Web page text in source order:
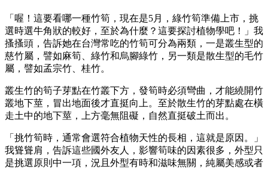
「喔！這要看哪一種竹筍，現在是5月，綠竹筍準備上市，挑
選時選牛角狀的較好，至於為什麼？這要探討植物學吧！」我
搔搔頭，告訴她在台灣常吃的竹筍可分為兩類，一是叢生型的
慈竹屬，譬如麻筍、綠竹和烏腳綠竹，另一類是散生型的毛竹
屬，譬如孟宗竹、桂竹。
叢生竹的筍子芽點在竹叢下方，發筍時必須彎曲，才能繞開竹
叢地下莖，冒出地面後才直挺向上。至於散生竹的芽點處在橫
走土中的地下莖，上方毫無阻礙，自然直挺破土而出。
「挑竹筍時，通常會選符合植物天性的長相，這就是原因。」
我聳聳肩，告訴這些國外友人，影響筍味的因素很多，外型只
是挑選原則中一項，況且外型有時和滋味無關，純屬美感或者